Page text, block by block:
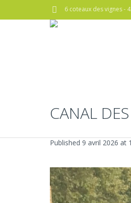
6 coteaux des vignes -
CANAL
Published 9 avril 2026 at